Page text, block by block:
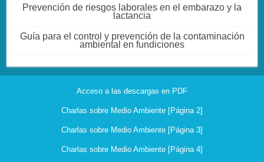
Prevención de riesgos laborales en el embarazo y la
lactancia
Guía para el control y prevención de la contaminación
ambiental en fundiciones
Acceso a las descargas en PDF
Charlas sobre Medio Ambiente [Página 2]
Charlas sobre Medio Ambiente [Página 3]
Charlas sobre Medio Ambiente [Página 4]